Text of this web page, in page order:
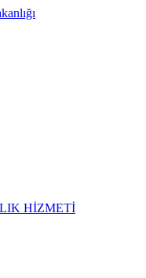
HİZMETİ